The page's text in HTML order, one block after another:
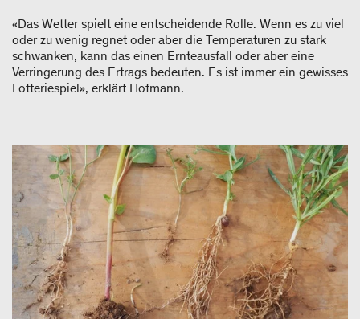
«Das Wetter spielt eine entscheidende Rolle. Wenn es zu viel
oder zu wenig regnet oder aber die Temperaturen zu stark
schwanken, kann das einen Ernteausfall oder aber eine
Verringerung des Ertrags bedeuten. Es ist immer ein gewisses
Lotteriespiel», erklärt Hofmann.